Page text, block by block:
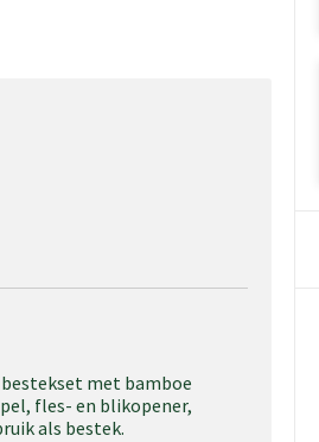
met bamboe
fles- en blikopener,
als bestek.